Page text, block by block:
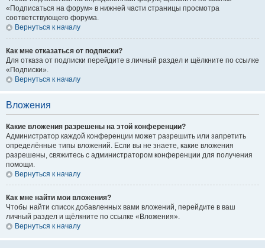
«Подписаться на форум» в нижней части страницы просмотра
соответствующего форума.
Вернуться к началу
Как мне отказаться от подписки?
Для отказа от подписки перейдите в личный раздел и щёлкните по ссылке
«Подписки».
Вернуться к началу
Вложения
Какие вложения разрешены на этой конференции?
Администратор каждой конференции может разрешить или запретить
определённые типы вложений. Если вы не знаете, какие вложения
разрешены, свяжитесь с администратором конференции для получения
помощи.
Вернуться к началу
Как мне найти мои вложения?
Чтобы найти список добавленных вами вложений, перейдите в ваш
личный раздел и щёлкните по ссылке «Вложения».
Вернуться к началу